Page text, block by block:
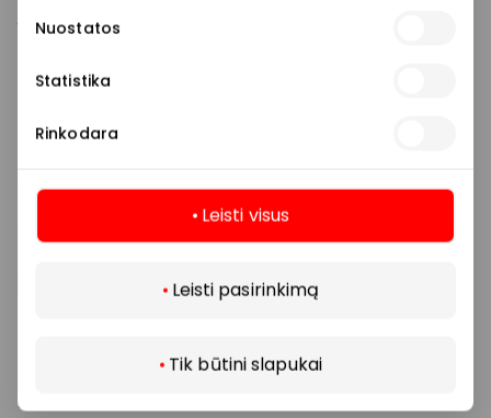
Nuostatos
Statistika
Rinkodara
Leisti visus
Leisti pasirinkimą
Tik būtini slapukai
Į pirmuosius renginius Vilniaus, Klaipėdos ir Šiaulių
„Akropoliuose“ susirinko nemažas būrys gerai
nusiteikusių moksleivių, kurie su džiaugsmu išbandė
siūlomas pramogas. „Buvo labai smagu! Čia galima
ne tik linksmai praleisti laiką su draugais, bet ir
išbandyti naujas veiklas“, – dalinosi įspūdžiais jie.
Nemokami renginiai vaikams vyksta vasario 17–21
dienomis (pirmadienį–penktadienį) nuo 11 iki 19 val.
kupiną savaitę Vilniaus, Klaipėdos ir Šiaulių
„Akropoliuose“ galios 20 proc. nuolaida „Candy POP“
Pasidalinti:
Daugiau